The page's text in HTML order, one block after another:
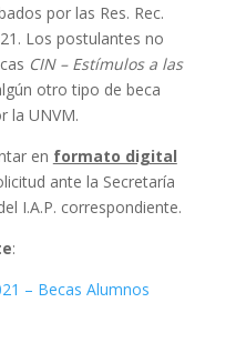
por las Res. Rec.
Los postulantes no
CIN – Estímulos a las
otro tipo de beca
la UNVM.
en formato digital
ante la Secretaría
I.A.P. correspondiente.
:
– Becas Alumnos